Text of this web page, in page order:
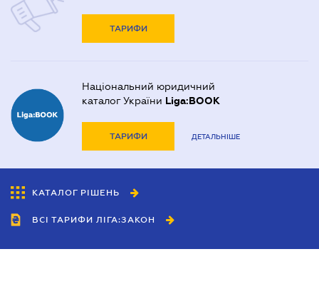
ТАРИФИ
Національний юридичний
каталог України Liga:BOOK
ТАРИФИ ДЕТАЛЬНІШЕ
КАТАЛОГ РІШЕНЬ
ВСІ ТАРИФИ ЛІГА:ЗАКОН